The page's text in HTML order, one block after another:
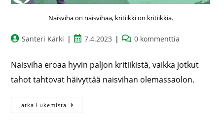
Naisviha on naisvihaa, kritiikki on kritiikkiä.
Santeri Kärki 7.4.2023 0 kommenttia
Naisviha eroaa hyvin paljon kritiikistä, vaikka jotkut
tahot tahtovat häivyttää naisvihan olemassaolon.
Jatka Lukemista